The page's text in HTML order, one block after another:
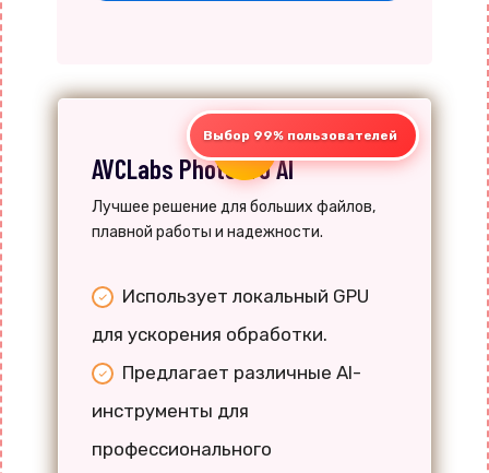
VS
Выбор 99% пользователей
AVCLabs PhotoPro AI
Лучшее решение для больших файлов,
плавной работы и надежности.
Использует локальный GPU
для ускорения обработки.
Предлагает различные AI-
инструменты для
профессионального